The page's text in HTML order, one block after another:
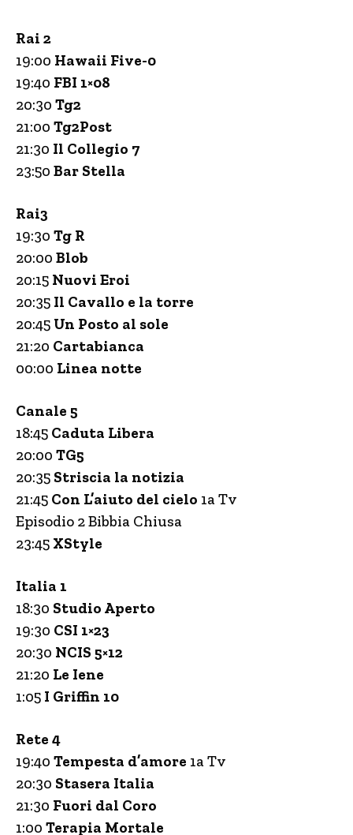
Rai 2
19:00 Hawaii Five-0
19:40 FBI 1×08
20:30 Tg2
21:00 Tg2Post
21:30 Il Collegio 7
23:50 Bar Stella
Rai3
19:30 Tg R
20:00 Blob
20:15 Nuovi Eroi
20:35 Il Cavallo e la torre
20:45 Un Posto al sole
21:20 Cartabianca
00:00 Linea notte
Canale 5
18:45 Caduta Libera
20:00 TG5
20:35 Striscia la notizia
21:45 Con L’aiuto del cielo 1a Tv
Episodio 2 Bibbia Chiusa
23:45 XStyle
Italia 1
18:30 Studio Aperto
19:30 CSI 1×23
20:30 NCIS 5×12
21:20 Le Iene
1:05 I Griffin 10
Rete 4
19:40 Tempesta d’amore 1a Tv
20:30 Stasera Italia
21:30 Fuori dal Coro
1:00 Terapia Mortale